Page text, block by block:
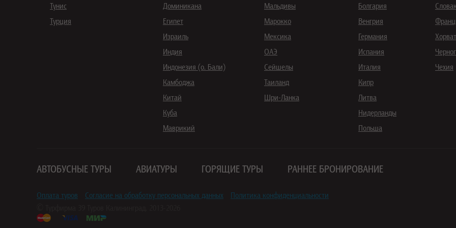
Тунис
Турция
Доминикана
Египет
Израиль
Индия
Индонезия (о. Бали)
Камбоджа
Китай
Куба
Маврикий
Мальдивы
Марокко
Мексика
ОАЭ
Сейшелы
Таиланд
Шри-Ланка
Болгария
Венгрия
Германия
Испания
Италия
Кипр
Литва
Нидерланды
Польша
Чехия
АВТОБУСНЫЕ ТУРЫ АВИАТУРЫ ГОРЯЩИЕ ТУРЫ РАННЕЕ БРОНИРОВАНИЕ
Оплата туров Согласие на обработку персональных данных
Политика конфиденциальности